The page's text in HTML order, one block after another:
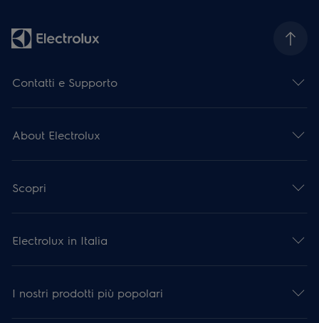
Contatti e Supporto
About Electrolux
Scopri
Electrolux in Italia
I nostri prodotti più popolari